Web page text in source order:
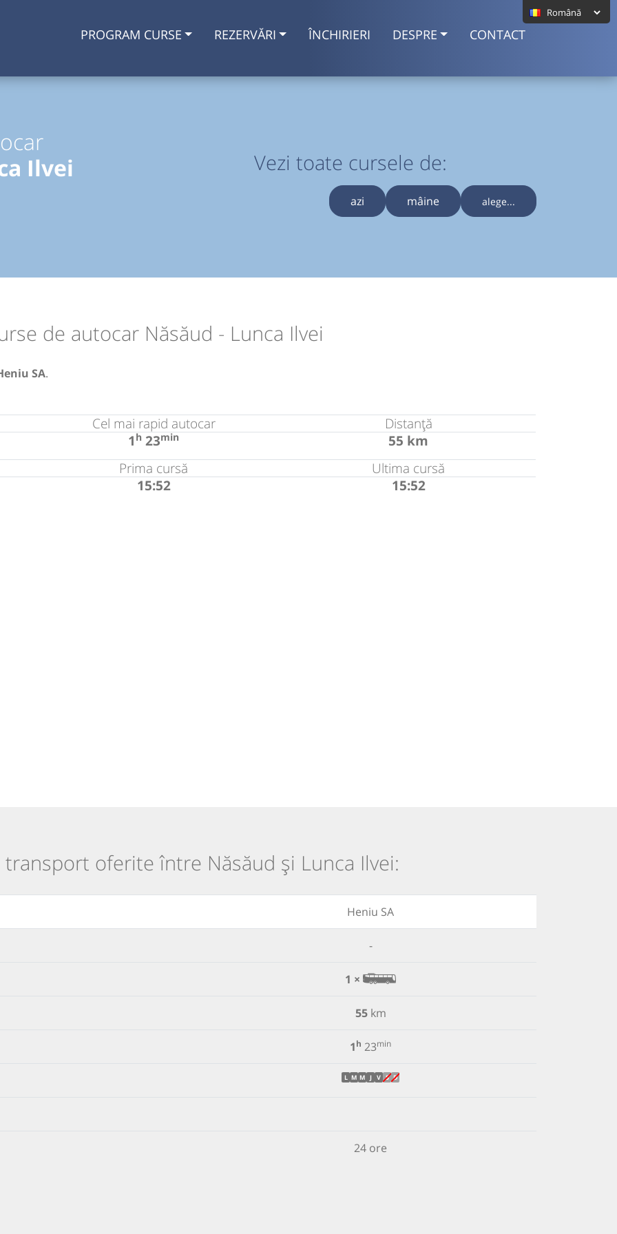
PROGRAM CURSE REZERVĂRI ÎNCHIRIERI DESPRE CONTACT
Ilvei
Vezi toate cursele de:
azi mâine alege...
de autocar Năsăud - Lunca Ilvei
SA.
Cel mai rapid autocar
1h 23min
Distanță
55 km
Prima cursă
15:52
Ultima cursă
15:52
transport oferite între Năsăud și Lunca Ilvei:
Heniu SA
-
1 ×
55km
1h 23min
L M M J V S D
24 ore